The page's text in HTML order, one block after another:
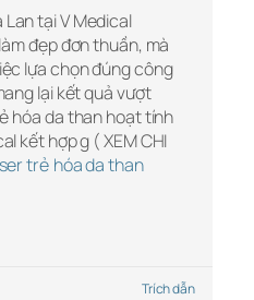
tại V Medical
đẹp đơn thuần, mà
lựa chọn đúng công
lại kết quả vượt
hóa da than hoạt tính
kết hợp g ( XEM CHI
trẻ hóa da than
Trích dẫn